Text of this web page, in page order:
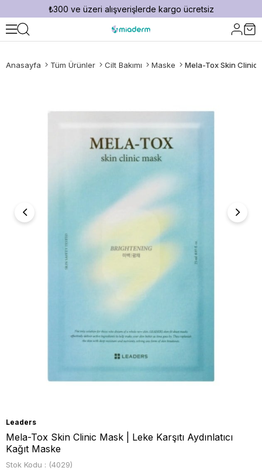
₺300 ve üzeri alışverişlerde kargo ücretsiz
Anasayfa Tüm Ürünler Cilt Bakımı Maske
Leaders
Mela-Tox Skin Clinic Mask | Leke Karşıtı Aydınlatıcı
Kağıt Maske
Stok Kodu (4029)